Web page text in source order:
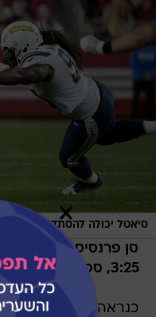
סיאטל יכולה להסתדר מולו?
3:25, ספורט 1 ו-HD
כנראה שלא יותר מדי
של העונה כאשר הן